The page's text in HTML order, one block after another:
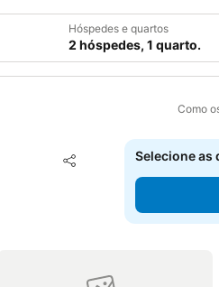
Hóspedes e quartos
2 hóspedes, 1 quarto.
Como
Partilhar
Adicionar aos
Selecione as